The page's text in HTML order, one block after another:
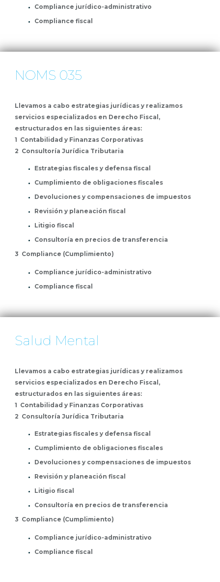
Compliance jurídico-administrativo
Compliance fiscal
NOMS 035
Llevamos a cabo estrategias jurídicas y realizamos
servicios especializados en Derecho Fiscal,
estructurados en las siguientes áreas:
1 Contabilidad y Finanzas Corporativas
2 Consultoría Jurídica Tributaria
Estrategias fiscales y defensa fiscal
Cumplimiento de obligaciones fiscales
Devoluciones y compensaciones de impuestos
Revisión y planeación fiscal
Litigio fiscal
Consultoría en precios de transferencia
3 Compliance (Cumplimiento)
Compliance jurídico-administrativo
Compliance fiscal
Salud Mental
Llevamos a cabo estrategias jurídicas y realizamos
servicios especializados en Derecho Fiscal,
estructurados en las siguientes áreas:
1 Contabilidad y Finanzas Corporativas
2 Consultoría Jurídica Tributaria
Estrategias fiscales y defensa fiscal
Cumplimiento de obligaciones fiscales
Devoluciones y compensaciones de impuestos
Revisión y planeación fiscal
Litigio fiscal
Consultoría en precios de transferencia
3 Compliance (Cumplimiento)
Compliance jurídico-administrativo
Compliance fiscal